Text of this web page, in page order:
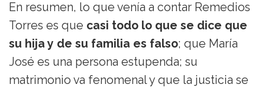
En resumen, lo que venía a contar Remedios
Torres es que casi todo lo que se dice que
su hija y de su familia es falso; que María
José es una persona estupenda; su
matrimonio va fenomenal y que la justicia se